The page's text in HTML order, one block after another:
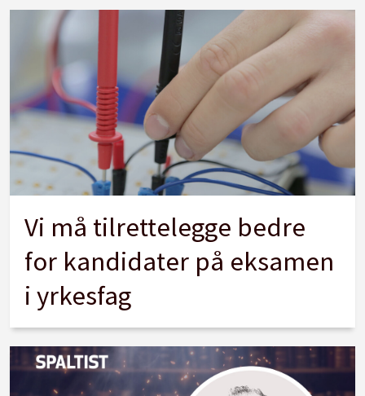
Vi må tilrettelegge bedre
for kandidater på eksamen
i yrkesfag